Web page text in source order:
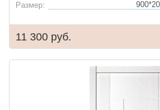
Размер:
11 300 руб.